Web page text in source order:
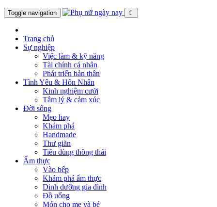
Toggle navigation ☾
Trang chủ
Sự nghiệp
Việc làm & kỹ năng
Tài chính cá nhân
Phát triển bản thân
Tình Yêu & Hôn Nhân
Kinh nghiệm cưới
Tâm lý & cảm xúc
Đời sống
Mẹo hay
Khám phá
Handmade
Thư giãn
Tiêu dùng thông thái
Ẩm thực
Vào bếp
Khám phá ẩm thực
Dinh dưỡng gia đình
Đồ uống
Món cho mẹ và bé